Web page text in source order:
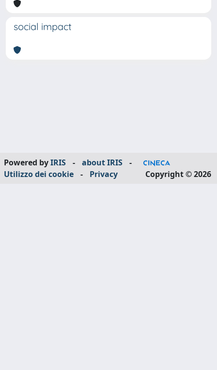
social impact
Powered byIRIS - about IRIS
-
Utilizzo dei cookie
- Privacy Copyright © 2026